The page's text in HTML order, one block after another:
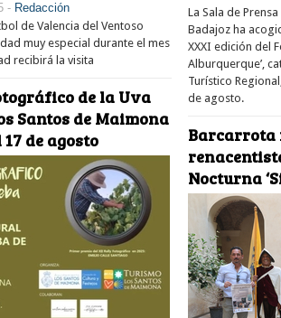
- Redacción
de Valencia del Ventoso
muy especial durante el mes
recibirá la visita
de la Uva
Santos de Maimona
de agosto
La Sala de
Badajoz ha
XXXI edición del
Alburquerque’,
Turístico
de agosto.
Barcarrota
Nocturna